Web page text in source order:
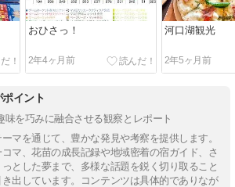
おひさっ！
2年4ヶ月前
河口湖観光
2年5ヶ月前
イント
味を巧みに融合させる観察とレポート
マを通じて、豊かな発見や考察を提供します。
マ、花苗の成長記録や地域密着の宿ガイド、さ
とした夢まで、多様な話題を鋭く切り取ること
出しています。コンテンツは具体的でありなが